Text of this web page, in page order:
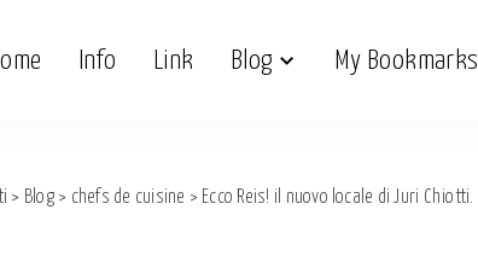
Info Link Blog My Bookmarks
> Blog> chefs de cuisine > Ecco Reis! il nuovo locale di Juri Chiotti.